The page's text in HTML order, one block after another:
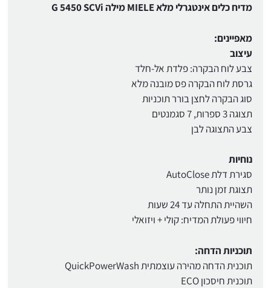
מדיח כלים אינטגרלי מלא MIELE מילה G 5450 SCVi
מאפיינים:
עיצוב
צבע לוח הבקרה: פלדת אל-חלד
גרסת לוח הבקרה פס מובנה מלא
סוג הבקרה לחצן בורר תוכניות
תצוגה 3 ספרות, 7 סגמנטים
צבע התצוגה לבן
נוחיות
סגירת דלת AutoClose
תצוגת זמן נותר
השהיית התחלה עד 24 שעות
חיווי פעולת המדיח: קולי + ויזואלי
תוכניות הדחה:
תוכנית הדחה מהירה עוצמתית QuickPowerWash
תוכנית חיסכון ECO